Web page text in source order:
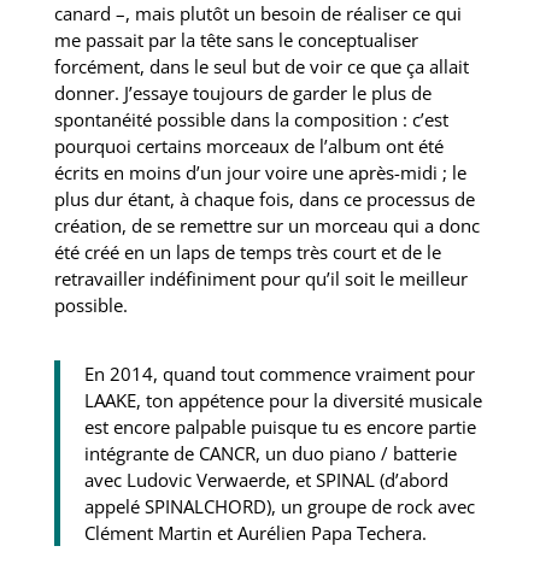
canard –, mais plutôt un besoin de réaliser ce qui
me passait par la tête sans le conceptualiser
forcément, dans le seul but de voir ce que ça allait
donner. J’essaye toujours de garder le plus de
spontanéité possible dans la composition : c’est
pourquoi certains morceaux de l’album ont été
écrits en moins d’un jour voire une après-midi ; le
plus dur étant, à chaque fois, dans ce processus de
création, de se remettre sur un morceau qui a donc
été créé en un laps de temps très court et de le
retravailler indéfiniment pour qu’il soit le meilleur
possible.
En 2014, quand tout commence vraiment pour
LAAKE, ton appétence pour la diversité musicale
est encore palpable puisque tu es encore partie
intégrante de CANCR, un duo piano / batterie
avec Ludovic Verwaerde, et SPINAL (d’abord
appelé SPINALCHORD), un groupe de rock avec
Clément Martin et Aurélien Papa Techera.